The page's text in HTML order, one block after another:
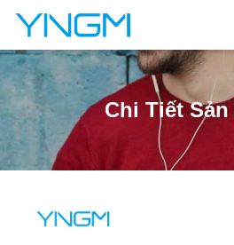
Chi Tiết Sản